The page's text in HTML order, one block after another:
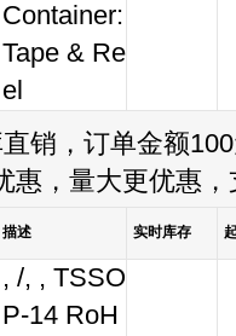
Container:
Tape & Re
el
销，订单金额
惠，量大更优惠
描述 实时库存
, /, , TSSO
P-14 RoH